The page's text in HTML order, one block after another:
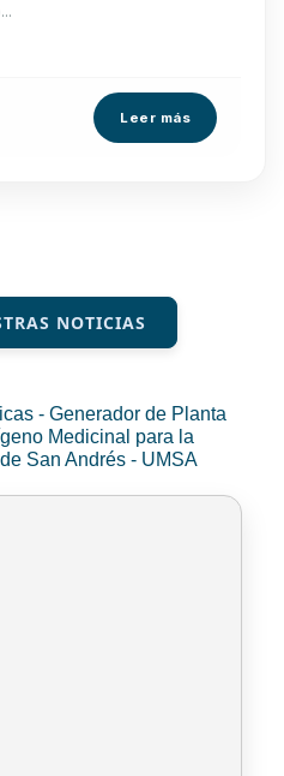
Leer más
NOTICIAS
- Generador de Planta
Medicinal para la
San Andrés - UMSA